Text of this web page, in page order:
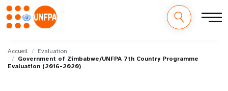
au
contenu
principal
M
a
Accueil
Evaluation
Government of Zimbabwe/UNFPA 7th Country Programme
Evaluation (2016-2020)